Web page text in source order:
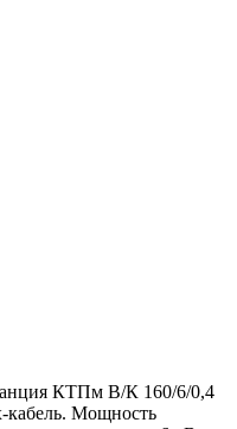
КТПм В/К 160/6/0,4
кабель. Мощность